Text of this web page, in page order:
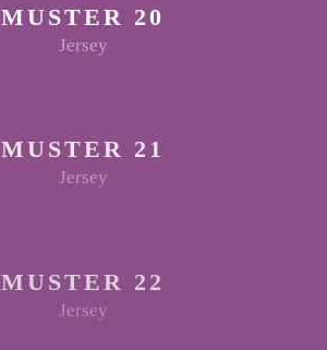
MUSTER 20
Jersey
MUSTER 21
Jersey
MUSTER 22
Jersey